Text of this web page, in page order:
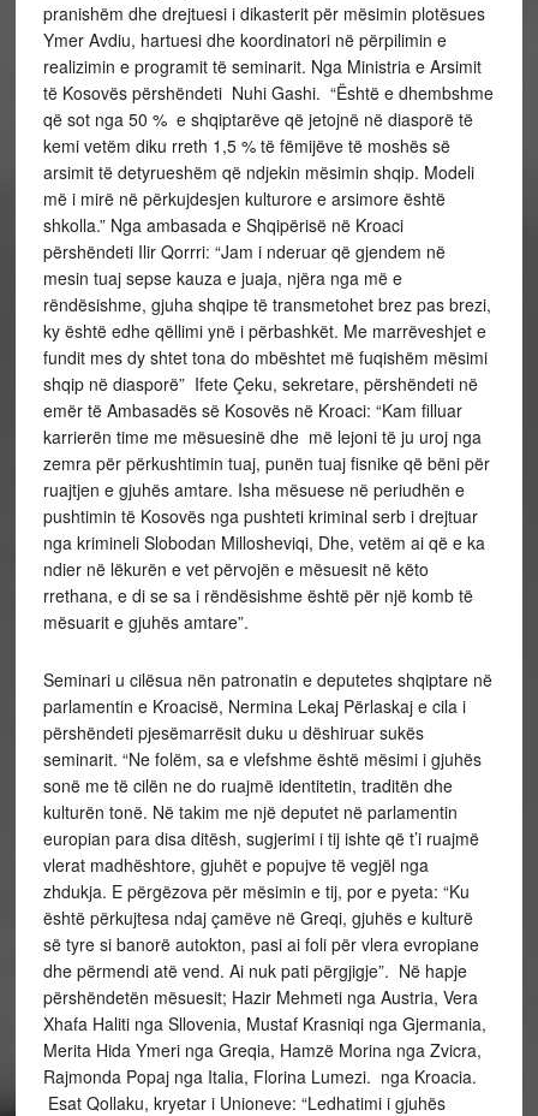
pranishëm dhe drejtuesi i dikasterit për mësimin plotësues
Ymer Avdiu, hartuesi dhe koordinatori në përpilimin e
realizimin e programit të seminarit. Nga Ministria e Arsimit
të Kosovës përshëndeti Nuhi Gashi. “Është e dhembshme
që sot nga 50 % e shqiptarëve që jetojnë në diasporë të
kemi vetëm diku rreth 1,5 % të fëmijëve të moshës së
arsimit të detyrueshëm që ndjekin mësimin shqip. Modeli
më i mirë në përkujdesjen kulturore e arsimore është
shkolla.” Nga ambasada e Shqipërisë në Kroaci
përshëndeti Ilir Qorrri: “Jam i nderuar që gjendem në
mesin tuaj sepse kauza e juaja, njëra nga më e
rëndësishme, gjuha shqipe të transmetohet brez pas brezi,
ky është edhe qëllimi ynë i përbashkët. Me marrëveshjet e
fundit mes dy shtet tona do mbështet më fuqishëm mësimi
shqip në diasporë” Ifete Çeku, sekretare, përshëndeti në
emër të Ambasadës së Kosovës në Kroaci: “Kam filluar
karrierën time me mësuesinë dhe më lejoni të ju uroj nga
zemra për përkushtimin tuaj, punën tuaj fisnike që bëni për
ruajtjen e gjuhës amtare. Isha mësuese në periudhën e
pushtimin të Kosovës nga pushteti kriminal serb i drejtuar
nga krimineli Slobodan Millosheviqi, Dhe, vetëm ai që e ka
ndier në lëkurën e vet përvojën e mësuesit në këto
rrethana, e di se sa i rëndësishme është për një komb të
mësuarit e gjuhës amtare”.
Seminari u cilësua nën patronatin e deputetes shqiptare në
parlamentin e Kroacisë, Nermina Lekaj Përlaskaj e cila i
përshëndeti pjesëmarrësit duku u dëshiruar sukës
seminarit. “Ne folëm, sa e vlefshme është mësimi i gjuhës
sonë me të cilën ne do ruajmë identitetin, traditën dhe
kulturën tonë. Në takim me një deputet në parlamentin
europian para disa ditësh, sugjerimi i tij ishte që t’i ruajmë
vlerat madhështore, gjuhët e popujve të vegjël nga
zhdukja. E përgëzova për mësimin e tij, por e pyeta: “Ku
është përkujtesa ndaj çamëve në Greqi, gjuhës e kulturë
së tyre si banorë autokton, pasi ai foli për vlera evropiane
dhe përmendi atë vend. Ai nuk pati përgjigje”. Në hapje
përshëndetën mësuesit; Hazir Mehmeti nga Austria, Vera
Xhafa Haliti nga Sllovenia, Mustaf Krasniqi nga Gjermania,
Merita Hida Ymeri nga Greqia, Hamzë Morina nga Zvicra,
Rajmonda Popaj nga Italia, Florina Lumezi. nga Kroacia.
Esat Qollaku, kryetar i Unioneve: “Ledhatimi i gjuhës